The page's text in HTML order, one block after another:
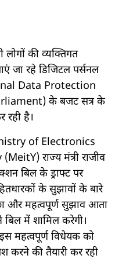
की व्यक्तिगत
जा रहे डिजिटल पर्सनल
Data Protection
के बजट सत्र के
रही है।
of Electronics
राज्य मंत्री राजीव
बिल के ड्राफ्ट पर
के सुझावों के बारे
और महत्वपूर्ण सुझाव आता
बिल में शामिल करेगी।
महत्वपूर्ण विधेयक को
करने की तैयारी कर रही